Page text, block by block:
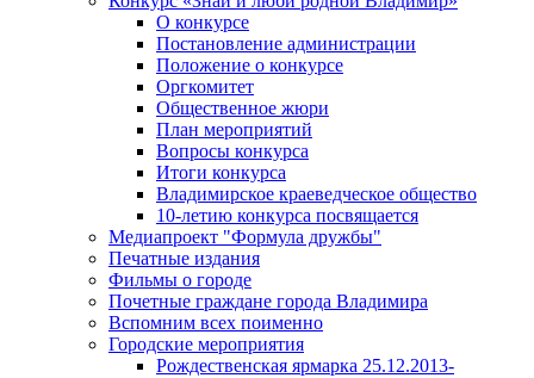
О конкурсе
Постановление администрации
Положение о конкурсе
Оргкомитет
Общественное жюри
План мероприятий
Вопросы конкурса
Итоги конкурса
Владимирское краеведческое общество
10-летию конкурса посвящается
Медиапроект "Формула дружбы"
Печатные издания
Фильмы о городе
Почетные граждане города Владимира
Вспомним всех поименно
Городские мероприятия
Рождественская ярмарка 25.12.2013-